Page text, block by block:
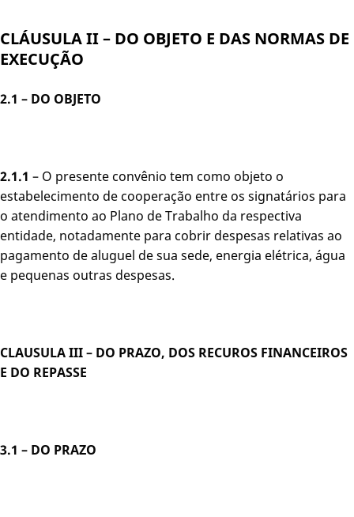
CLÁUSULA II – DO OBJETO E DAS NORMAS DE
EXECUÇÃO
2.1 – DO OBJETO
2.1.1 – O presente convênio tem como objeto o
estabelecimento de cooperação entre os signatários para
o atendimento ao Plano de Trabalho da respectiva
entidade, notadamente para cobrir despesas relativas ao
pagamento de aluguel de sua sede, energia elétrica, água
e pequenas outras despesas.
CLAUSULA III – DO PRAZO, DOS RECUROS FINANCEIROS
E DO REPASSE
3.1 – DO PRAZO